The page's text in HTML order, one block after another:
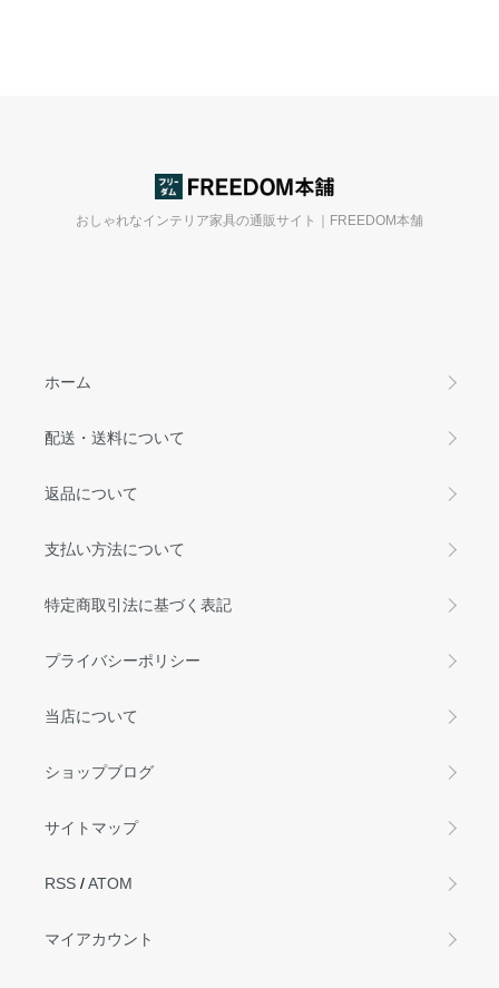
おしゃれなインテリア家具の通販サイト｜FREEDOM本舗
ホーム
配送・送料について
返品について
支払い方法について
特定商取引法に基づく表記
プライバシーポリシー
当店について
ショップブログ
サイトマップ
RSS /ATOM
マイアカウント